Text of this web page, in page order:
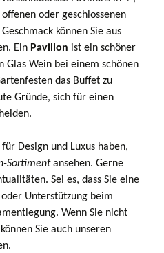
oder geschlossenen
können Sie aus
Ein Pavillon ist ein schöner
Glas Wein bei einem schönen
das Buffet zu
Gründe, sich für einen
Design und Luxus haben,
Sortimentansehen. Gerne
Sei es, dass Sie eine
Unterstützung beim
Wenn Sie nicht
Sie auch unseren